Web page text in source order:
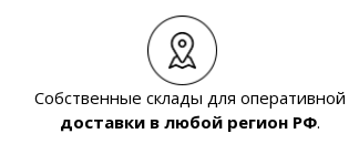
Собственные склады для оперативной
доставки в любой регион РФ.